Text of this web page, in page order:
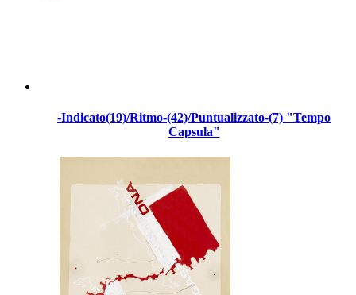
-Indicato(19)/Ritmo-(42)/Puntualizzato-(7) "Tempo
Capsula"